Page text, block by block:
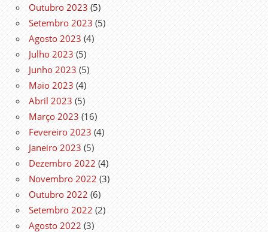
Outubro 2023 (5)
Setembro 2023 (5)
Agosto 2023 (4)
Julho 2023 (5)
Junho 2023 (5)
Maio 2023 (4)
Abril 2023 (5)
Março 2023 (16)
Fevereiro 2023 (4)
Janeiro 2023 (5)
Dezembro 2022 (4)
Novembro 2022 (3)
Outubro 2022 (6)
Setembro 2022 (2)
Agosto 2022 (3)